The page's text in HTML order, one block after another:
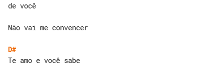
de você
Não vai me convencer
D#
Te amo e você sabe